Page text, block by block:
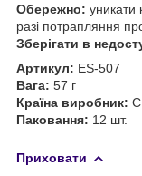
Обережно: уникати
разі потрапляння
Зберігати в
Артикул: ES-507
Вага: 57 г
Країна виробник:
Паковання: 12 шт.
Приховати